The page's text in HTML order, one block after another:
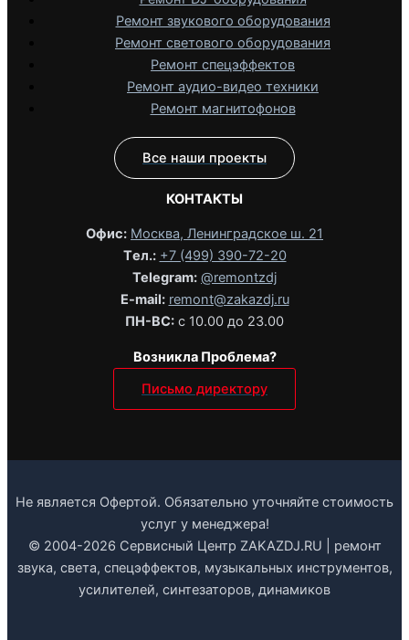
Ремонт звукового оборудования
Ремонт светового оборудования
Ремонт спецэффектов
Ремонт аудио-видео техники
Ремонт магнитофонов
Все наши проекты
КОНТАКТЫ
Офис: Москва, Ленинградское ш. 21
Tел.: +7 (499) 390-72-20
Telegram: @remontzdj‬
E-mail: remont@zakazdj.ru
ПН-ВС: с 10.00 до 23.00
Возникла Проблема?
Письмо директору
Не является Офертой. Обязательно уточняйте стоимость
услуг у менеджера!
© 2004-2026 Сервисный Центр ZAKAZDJ.RU | ремонт
звука, света, спецэффектов, музыкальных инструментов,
усилителей, синтезаторов, динамиков